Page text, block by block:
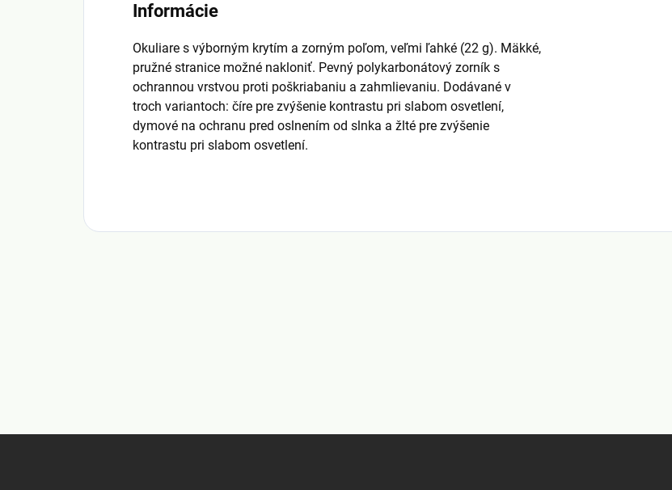
Informácie
Okuliare s výborným krytím a zorným poľom, veľmi ľahké (22 g). Mäkké,
pružné stranice možné nakloniť. Pevný polykarbonátový zorník s
ochrannou vrstvou proti poškriabaniu a zahmlievaniu. Dodávané v
troch variantoch: číre pre zvýšenie kontrastu pri slabom osvetlení,
dymové na ochranu pred oslnením od slnka a žlté pre zvýšenie
kontrastu pri slabom osvetlení.